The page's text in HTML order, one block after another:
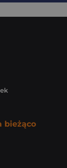
bieżąco